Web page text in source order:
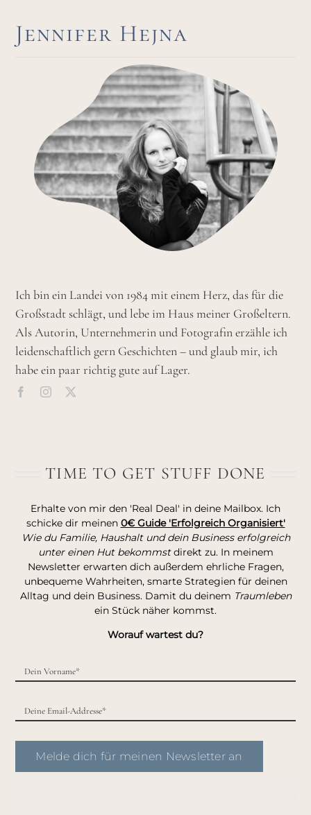
Jennifer Hejna
Ich bin ein Landei von 1984 mit einem Herz, das für die
Großstadt schlägt, und lebe im Haus meiner Großeltern.
Als Autorin, Unternehmerin und Fotografin erzähle ich
leidenschaftlich gern Geschichten – und glaub mir, ich
habe ein paar richtig gute auf Lager.
TIME TO GET STUFF DONE
Erhalte von mir den 'Real Deal' in deine Mailbox. Ich
schicke dir meinen 0€ Guide 'Erfolgreich Organisiert'
Wie du Familie, Haushalt und dein Business erfolgreich
unter einen Hut bekommstdirekt zu. In meinem
Newsletter erwarten dich außerdem ehrliche Fragen,
unbequeme Wahrheiten, smarte Strategien für deinen
Alltag und dein Business. Damit du deinem Traumleben
ein Stück näher kommst.
Worauf wartest du?
Melde dich für meinen Newsletter an